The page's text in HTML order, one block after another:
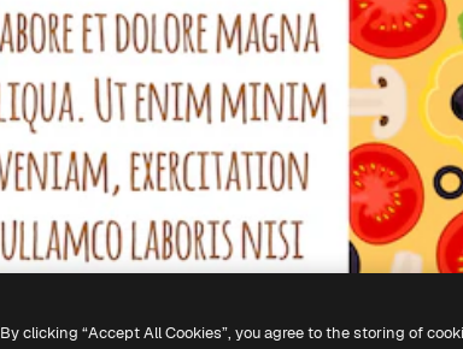
By clicking “Accept All Cookies”, you agree to the storing of